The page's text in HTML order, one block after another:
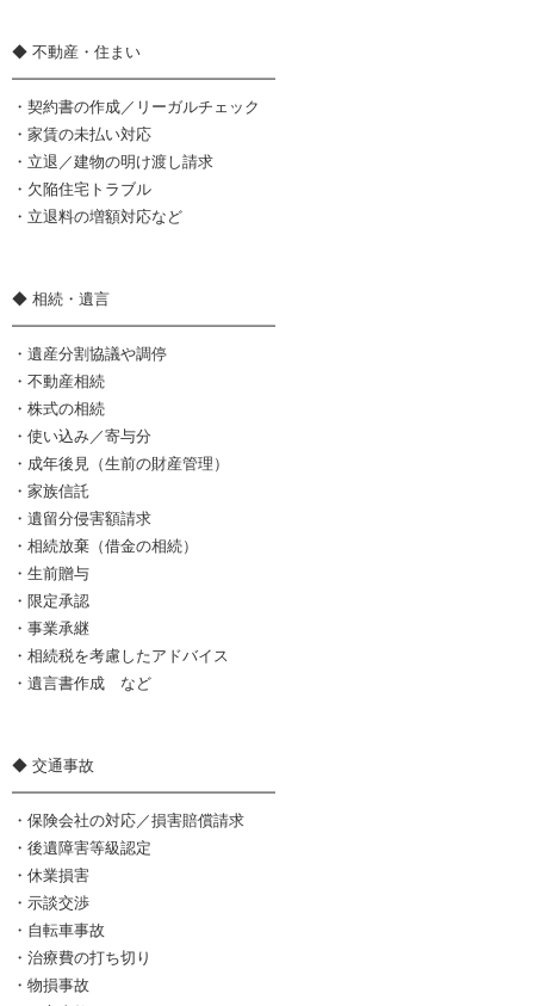
◆ 不動産・住まい
━━━━━━━━━━━━━━━━━
・契約書の作成／リーガルチェック
・家賃の未払い対応
・立退／建物の明け渡し請求
・欠陥住宅トラブル
・立退料の増額対応など
◆ 相続・遺言
━━━━━━━━━━━━━━━━━
・遺産分割協議や調停
・不動産相続
・株式の相続
・使い込み／寄与分
・成年後見（生前の財産管理）
・家族信託
・遺留分侵害額請求
・相続放棄（借金の相続）
・生前贈与
・限定承認
・事業承継
・相続税を考慮したアドバイス
・遺言書作成 など
◆ 交通事故
━━━━━━━━━━━━━━━━━
・保険会社の対応／損害賠償請求
・後遺障害等級認定
・休業損害
・示談交渉
・自転車事故
・治療費の打ち切り
・物損事故